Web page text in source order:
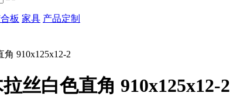
板 家具 产品定制
丝白色直角 910x125x12-2